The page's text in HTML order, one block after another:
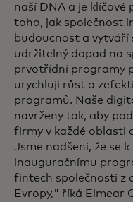
naší DNA a je klíčové
toho, jak společnost
budoucnost a vytváří
udržitelný dopad na
prvotřídní programy
urychlují růst a
programů. Naše
navrženy tak, aby
firmy v každé oblasti
Jsme nadšeni, že se
inauguračnímu
fintech společnosti z
Evropy," říká Eimear